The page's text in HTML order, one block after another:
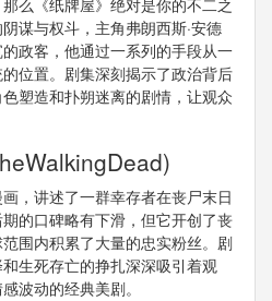
么《纸牌屋》绝对是你的不二之
谋与权斗，主角弗朗西斯·安德
政客，他通过一系列的手段从一
位置。剧集深刻揭示了政治背后
塑造和扑朔迷离的剧情，让观众
，讲述了一群幸存者在丧尸末日
的口碑略有下滑，但它开创了丧
围内积累了大量的忠实粉丝。剧
生死存亡的挣扎深深吸引着观
波动的经典美剧。